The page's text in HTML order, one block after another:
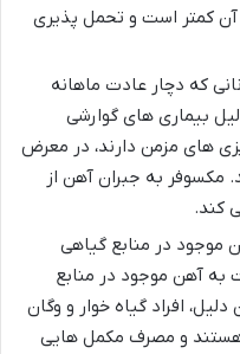
آن کمتر است و تحمل پذیری
که دچار عادت ماهانه
بیماری های گوارشی
های مزمن دارند، در معرض
مکسوفر به جبران آهن از
کند.
موجود در منابع گیاهی
آهن موجود در منابع
افراد گیاه خوار و وگان
هستند و مصرف مکمل هایی